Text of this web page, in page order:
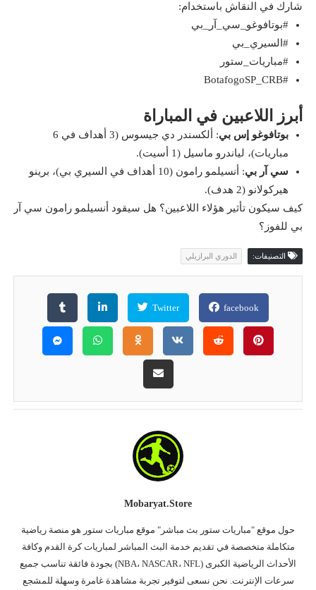
شارك في النقاش باستخدام:
#بوتافوغو_سي_آر_بي
#السيري_بي
#مباريات_ستور
#BotafogoSP_CRB
أبرز اللاعبين في المباراة
بوتافوغو إس بي
: ألكسندر دي جيسوس (3 أهداف في 6
مباريات)، لياندرو ماسيل (1 أسيت).
سي آر بي
: أنسيلمو رامون (10 أهداف في السيري بي)، برينو
هيركولانو (2 هدف).
كيف سيكون تأثير هؤلاء اللاعبين؟ هل سيقود أنسيلمو رامون سي آر
بي للفوز؟
التصنيفات: الدوري البرازيلي
facebook
Twitter
Mobaryat.store
حول موقع "مباريات ستور بث مباشر" موقع مباريات ستور هو منصة رياضية
متكاملة متخصصة في تقديم خدمة البث المباشر لمباريات كرة القدم وكافة
الأحداث الرياضية الكبرى (NBA، NASCAR، NFL) بجودة فائقة تناسب جميع
سرعات الإنترنت. نحن نسعى لتوفير تجربة مشاهدة غامرة وسهلة للمشجع